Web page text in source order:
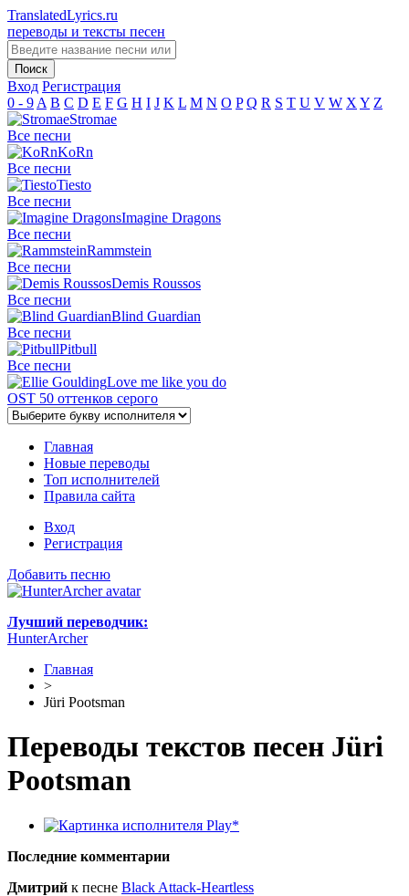
TranslatedLyrics.ru
переводы и тексты песен
Вход Регистрация
0 - 9 A B C D E F G H I J K L M N O P Q R S T U V W X Y Z
Stromae
Все песни
KoRn
Все песни
Tiesto
Все песни
Imagine Dragons
Все песни
Rammstein
Все песни
Demis Roussos
Все песни
Blind Guardian
Все песни
Pitbull
Все песни
Love me like you do
OST 50 оттенков серого
Главная
Новые переводы
Топ исполнителей
Правила сайта
Вход
Регистрация
Добавить песню
Лучший переводчик:
HunterArcher
Главная
>
Jüri Pootsman
Переводы текстов песен Jüri
Pootsman
Play*
Последние комментарии
Дмитрий к песне Black Attack-Heartless